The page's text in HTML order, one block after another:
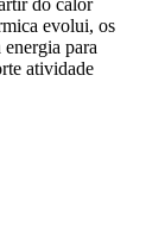
evolui, os
energia para
atividade